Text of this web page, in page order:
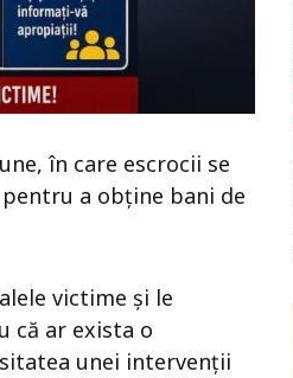
în care escrocii se
a obține bani de
victime și le
că ar exista o
unei intervenții